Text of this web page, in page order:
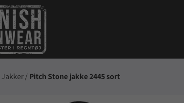
Jakker / Pitch Stone jakke 2445 sort